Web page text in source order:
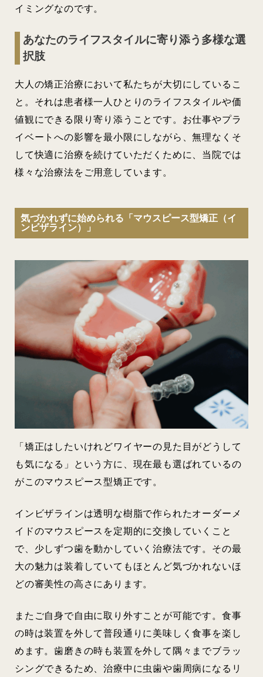
イミングなのです。
あなたのライフスタイルに寄り添う多様な選
択肢
大人の矯正治療において私たちが大切にしているこ
と。それは患者様一人ひとりのライフスタイルや価
値観にできる限り寄り添うことです。お仕事やプラ
イベートへの影響を最小限にしながら、無理なくそ
して快適に治療を続けていただくために、当院では
様々な治療法をご用意しています。
気づかれずに始められる「マウスピース型矯正（イ
ンビザライン）」
「矯正はしたいけれどワイヤーの見た目がどうして
も気になる」という方に、現在最も選ばれているの
がこのマウスピース型矯正です。
インビザラインは透明な樹脂で作られたオーダーメ
イドのマウスピースを定期的に交換していくこと
で、少しずつ歯を動かしていく治療法です。その最
大の魅力は装着していてもほとんど気づかれないほ
どの審美性の高さにあります。
またご自身で自由に取り外すことが可能です。食事
の時は装置を外して普段通りに美味しく食事を楽し
めます。歯磨きの時も装置を外して隅々までブラッ
シングできるため、治療中に虫歯や歯周病になるリ